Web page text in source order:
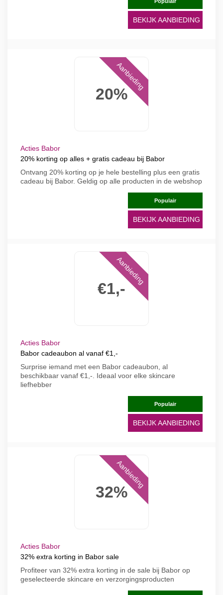
BEKIJK AANBIEDING
20%
Aanbieding
Acties Babor
20% korting op alles + gratis cadeau bij Babor
Ontvang 20% korting op je hele bestelling plus een gratis
cadeau bij Babor. Geldig op alle producten in de webshop
Populair
BEKIJK AANBIEDING
€1,-
Aanbieding
Acties Babor
Babor cadeaubon al vanaf €1,-
Surprise iemand met een Babor cadeaubon, al
beschikbaar vanaf €1,-. Ideaal voor elke skincare
liefhebber
Populair
BEKIJK AANBIEDING
32%
Aanbieding
Acties Babor
32% extra korting in Babor sale
Profiteer van 32% extra korting in de sale bij Babor op
geselecteerde skincare en verzorgingsproducten